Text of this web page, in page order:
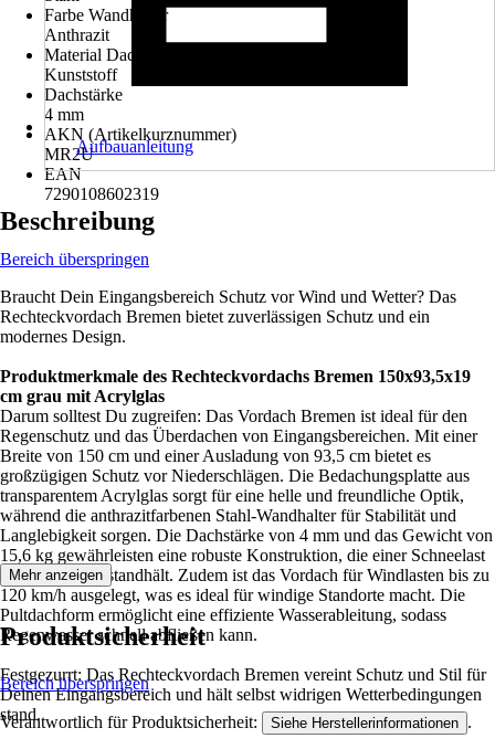
Farbe Wandhalter
Anthrazit
Material Dach
Kunststoff
Dachstärke
4 mm
AKN (Artikelkurznummer)
MR2U
EAN
7290108602319
Aufbauanleitung
Beschreibung
Bereich überspringen
Braucht Dein Eingangsbereich Schutz vor Wind und Wetter? Das
Rechteckvordach Bremen bietet zuverlässigen Schutz und ein
modernes Design.
Produktmerkmale des Rechteckvordachs Bremen 150x93,5x19
cm grau mit Acrylglas
Darum solltest Du zugreifen: Das Vordach Bremen ist ideal für den
Regenschutz und das Überdachen von Eingangsbereichen. Mit einer
Breite von 150 cm und einer Ausladung von 93,5 cm bietet es
großzügigen Schutz vor Niederschlägen. Die Bedachungsplatte aus
transparentem Acrylglas sorgt für eine helle und freundliche Optik,
während die anthrazitfarbenen Stahl-Wandhalter für Stabilität und
Langlebigkeit sorgen. Die Dachstärke von 4 mm und das Gewicht von
15,6 kg gewährleisten eine robuste Konstruktion, die einer Schneelast
von 1,2 kN/m² standhält. Zudem ist das Vordach für Windlasten bis zu
120 km/h ausgelegt, was es ideal für windige Standorte macht. Die
Pultdachform ermöglicht eine effiziente Wasserableitung, sodass
Regenwasser schnell abfließen kann.
Festgezurrt: Das Rechteckvordach Bremen vereint Schutz und Stil für
Deinen Eingangsbereich und hält selbst widrigen Wetterbedingungen
stand.
Mehr anzeigen
Produktsicherheit
Bereich überspringen
Verantwortlich für Produktsicherheit: Siehe Herstellerinformationen .